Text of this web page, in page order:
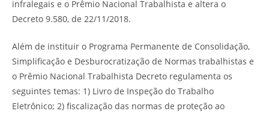
infralegais e o Prêmio Nacional Trabalhista e altera o
Decreto 9.580, de 22/11/2018.
Além de instituir o Programa Permanente de Consolidação,
Simplificação e Desburocratização de Normas trabalhistas e
o Prêmio Nacional Trabalhista Decreto regulamenta os
seguintes temas: 1) Livro de Inspeção do Trabalho
Eletrônico; 2) fiscalização das normas de proteção ao